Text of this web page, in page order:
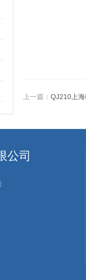
上一篇： QJ210上
公司